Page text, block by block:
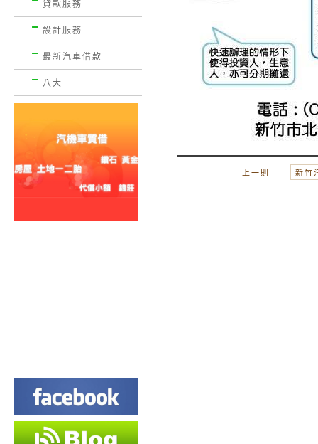
貸款服務
設計服務
最新汽車借款
八大
上一則 新竹